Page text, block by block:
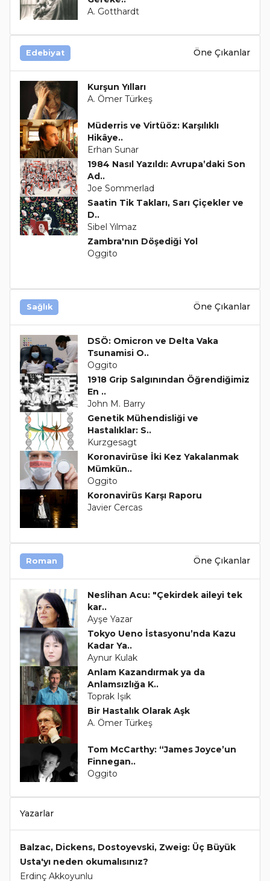
A. Gotthardt
Edebiyat Öne Çıkanlar
Kurşun Yılları
A. Ömer Türkeş
Müderris ve Virtüöz: Karşılıklı
Hikâye..
Erhan Sunar
1984 Nasıl Yazıldı: Avrupa’daki Son
Ad..
Joe Sommerlad
Saatin Tik Takları, Sarı Çiçekler ve
D..
Sibel Yılmaz
Zambra'nın Döşediği Yol
Oggito
Sağlık Öne Çıkanlar
DSÖ: Omicron ve Delta Vaka
Tsunamisi O..
Oggito
1918 Grip Salgınından Öğrendiğimiz
En ..
John M. Barry
Genetik Mühendisliği ve
Hastalıklar: S..
Kurzgesagt
Koronavirüse İki Kez Yakalanmak
Mümkün..
Oggito
Koronavirüs Karşı Raporu
Javier Cercas
Roman Öne Çıkanlar
Neslihan Acu: "Çekirdek aileyi tek
kar..
Ayşe Yazar
Tokyo Ueno İstasyonu’nda Kazu
Kadar Ya..
Aynur Kulak
Anlam Kazandırmak ya da
Anlamsızlığa K..
Toprak Işık
Bir Hastalık Olarak Aşk
A. Ömer Türkeş
Tom McCarthy: “James Joyce’un
Finnegan..
Oggito
Yazarlar
Balzac, Dickens, Dostoyevski, Zweig: Üç Büyük
Usta'yı neden okumalısınız?
Erdinç Akkoyunlu